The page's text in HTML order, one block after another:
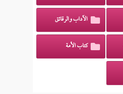
الآداب والرقائق
كتاب الأمة